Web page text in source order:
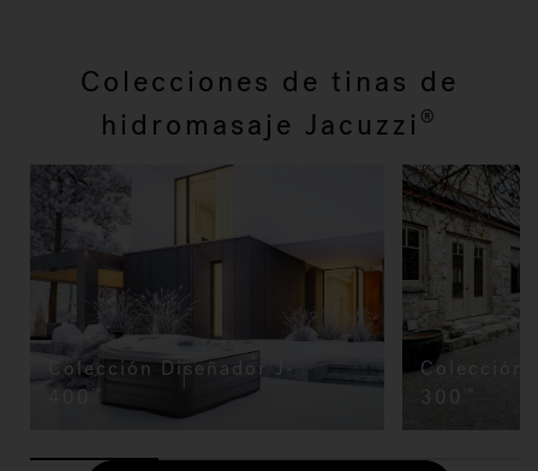
Colecciones de tinas de
hidromasaje Jacuzzi ®
Colección Diseñador J-
400 ™
Colección
300 ™